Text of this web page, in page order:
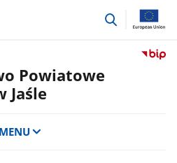
przejdź
Przejdź
Powiatowe
Jaśle
MENU